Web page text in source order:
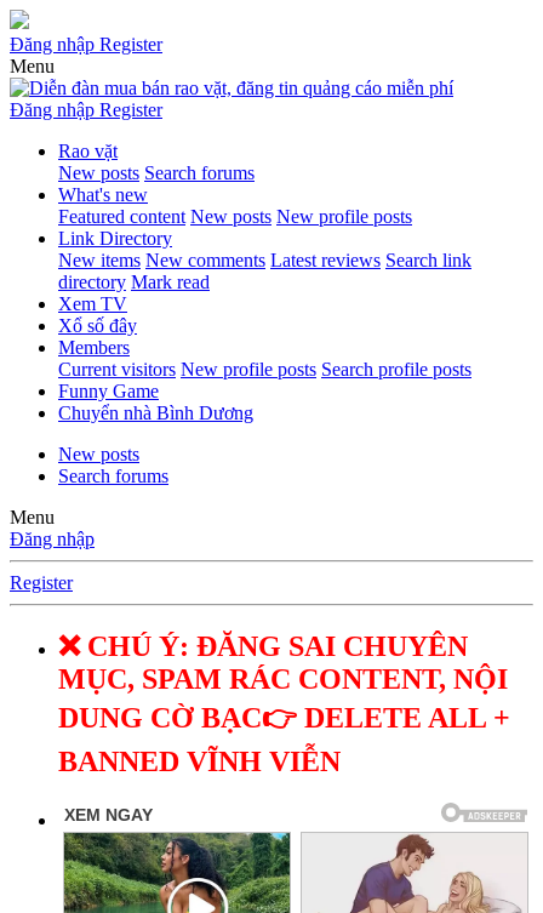
Đăng nhập Register
Menu
Đăng nhập Register
Rao vặt
New posts Search forums
What's new
Featured content New posts New profile posts
Link Directory
New items New comments Latest reviews Search link
directory Mark read
Xem TV
Xổ số đây
Members
Current visitors New profile posts Search profile posts
Funny Game
Chuyển nhà Bình Dương
New posts
Search forums
Menu
Đăng nhập
Register
❌ CHÚ Ý: ĐĂNG SAI CHUYÊN
MỤC, SPAM RÁC CONTENT, NỘI
DUNG CỜ BẠC👉 DELETE ALL +
BANNED VĨNH VIỄN